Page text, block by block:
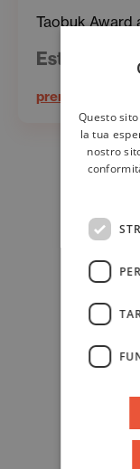
Taobuk Award
Esther
prenota il tuo
Questo
la tua
nostro